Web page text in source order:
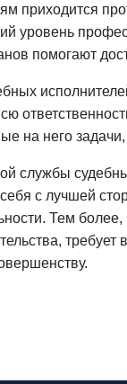
приходится
уровень
помогают
на него
службы
с лучшей
Тем